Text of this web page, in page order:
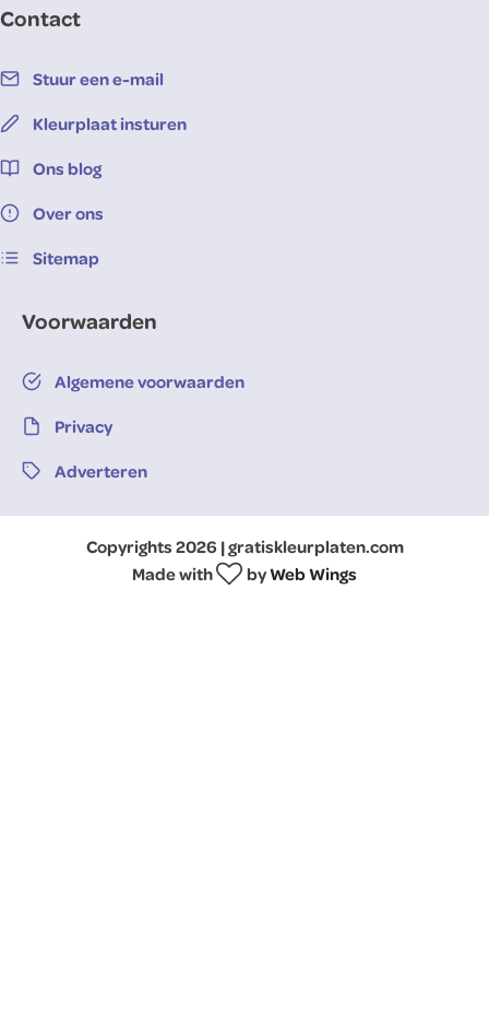
Contact
Stuur een e-mail
Kleurplaat insturen
Ons blog
Over ons
Sitemap
Voorwaarden
Algemene voorwaarden
Privacy
Adverteren
Copyrights 2026 | gratiskleurplaten.com
Made with
byWeb Wings